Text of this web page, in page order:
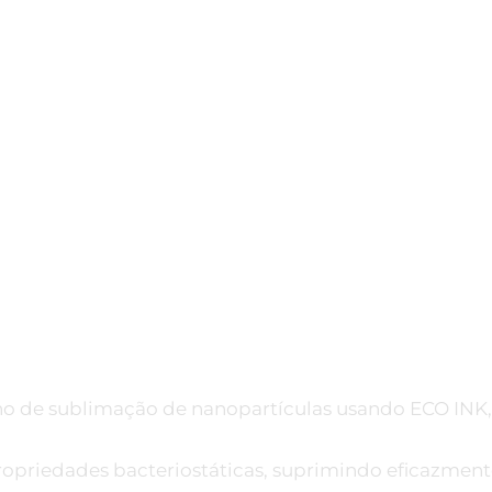
sublimação de nanopartículas usando ECO
bacteriostáticas, suprimindo